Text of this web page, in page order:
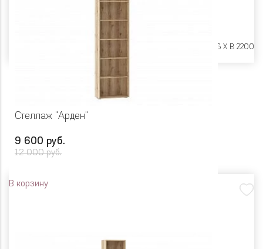
Ш 450 X Г 606 X В 2200
Стеллаж "Арден"
9 600 руб.
12 000 руб.
В корзину